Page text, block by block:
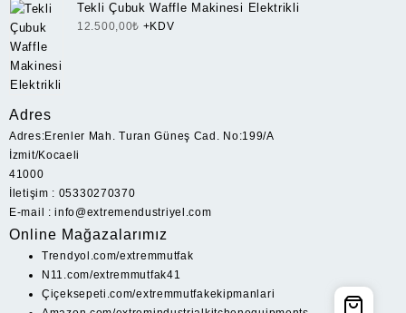
Tekli Çubuk Waffle Makinesi Elektrikli
12.500,00₺ +KDV
Adres
Adres:Erenler Mah. Turan Güneş Cad. No:199/A
İzmit/Kocaeli
41000
İletişim : 05330270370
E-mail : info@extremendustriyel.com
Online Mağazalarımız
Trendyol.com/extremmutfak
N11.com/extremmutfak41
Çiçeksepeti.com/extremmutfakekipmanlari